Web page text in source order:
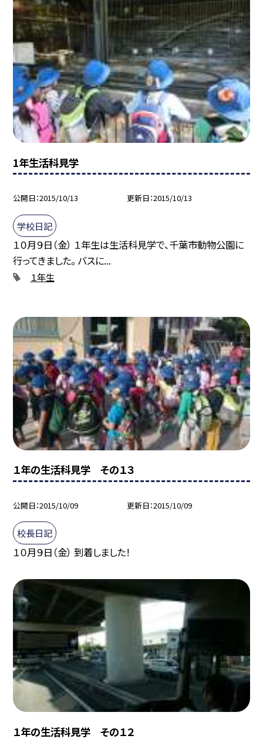
1年生活科見学
公開日 2015/10/13 更新日 2015/10/13
学校日記
１０月９日（金） １年生は生活科見学で、千葉市動物公園に
行ってきました。 バスに...
１年生
１年の生活科見学 その１３
公開日 2015/10/09 更新日 2015/10/09
校長日記
１０月９日（金） 到着しました！
１年の生活科見学 その１２